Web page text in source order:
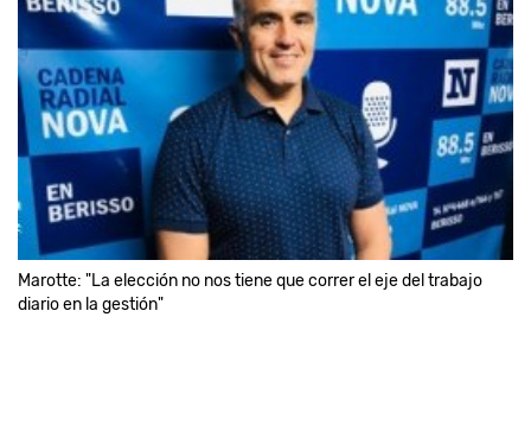
Marotte: "La elección no nos tiene que correr el eje del trabajo
diario en la gestión"